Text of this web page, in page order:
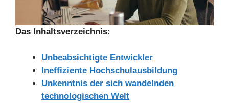
Das Inhaltsverzeichnis:
Unbeabsichtigte Entwickler
Ineffiziente Hochschulausbildung
Unkenntnis der sich wandelnden
technologischen Welt